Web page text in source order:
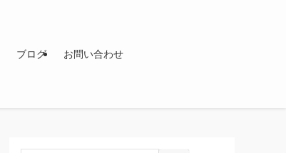
ブログ お問い合わせ